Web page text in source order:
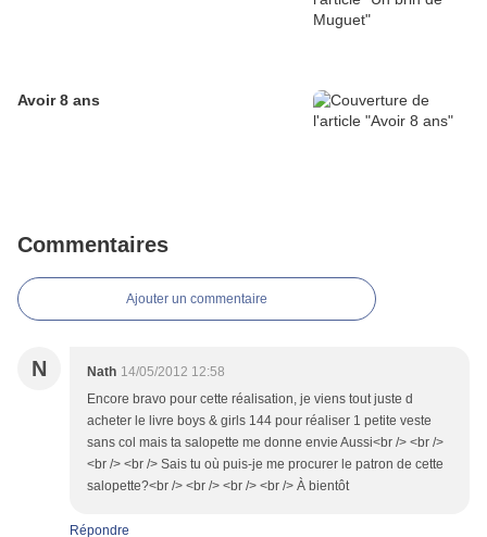
Avoir 8 ans
Commentaires
Ajouter un commentaire
N Nath 14/05/2012 12:58
Encore bravo pour cette réalisation, je viens tout juste d
acheter le livre boys & girls 144 pour réaliser 1 petite veste
sans col mais ta salopette me donne envie Aussi<br /> <br />
<br /> <br /> Sais tu où puis-je me procurer le patron de cette
salopette?<br /> <br /> <br /> <br /> À bientôt
Répondre